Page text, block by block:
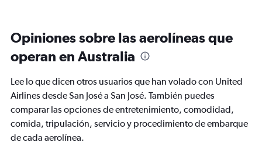
categories.
chart
1
Y
axis
displaying
values.
Range:
Opiniones sobre las aerolíneas que
operan en Australia
Lee lo que dicen otros usuarios que han volado con United
Airlines desde San José a San José. También puedes
comparar las opciones de entretenimiento, comodidad,
comida, tripulación, servicio y procedimiento de embarque
de cada aerolínea.